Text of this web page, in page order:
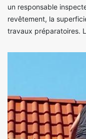
un responsable
revêtement, la
travaux préparatoires.